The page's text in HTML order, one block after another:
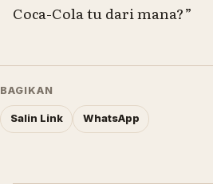
Coca-Colatudari mana?”
BAGIKAN
Salin Link WhatsApp